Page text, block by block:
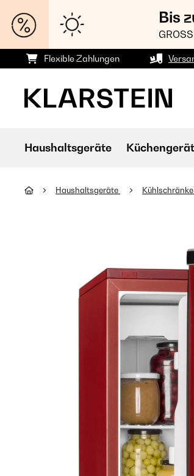
Bis
Flexible Zahlungen
Haushaltsgeräte
Haushaltsgeräte